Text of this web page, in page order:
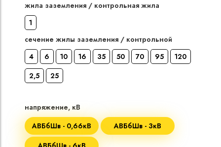
жила заземления / контрольная жила
1
сечение жилы заземления / контрольной
4
6 10 16 35 50 70 95
120
2,5
25
напряжение, кВ
АВБбШв - 0,66кВ
АВБбШв - 3кВ